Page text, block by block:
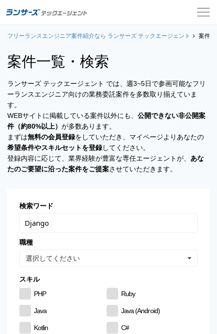
案件一覧
お役立ちコンテンツ
よくある質問
ログイン
会員登録
フリーランスエンジニア案件紹介なら ランサーズ テックエージェント 案件
案件一覧・検索
ランサーズ テックエージェント では、週3~5日で参画可能なフリ
ーランスエンジニア向けの業務委託案件を多数取り揃えていま
す。
WEBサイトに掲載している案件以外にも、 公開できない非公開案
件（約80%以上） が多数あります。
まずは無料の会員登録をしていただき、マイページよりあなたの
希望条件やスキルセットを登録してください。
登録内容に応じて、業界経験が豊富な専任エージェントが、 あな
たのご要望に沿った案件をご提案させていただきます。
検索ワード
職種
選択してください
スキル
PHP
Ruby
Java Java (Android)
Kotlin C#